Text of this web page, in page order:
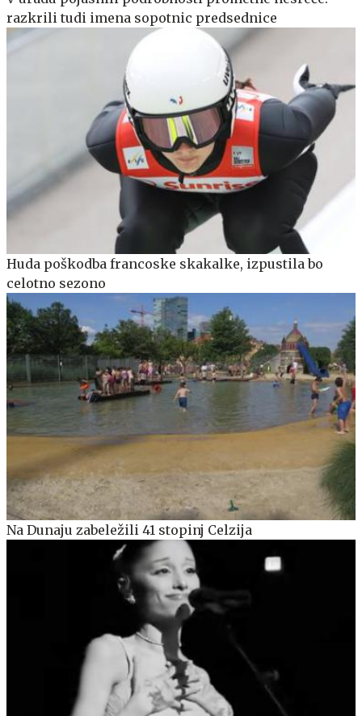
razkrili tudi imena sopotnic predsednice
Huda poškodba francoske skakalke, izpustila bo
celotno sezono
Na Dunaju zabeležili 41 stopinj Celzija